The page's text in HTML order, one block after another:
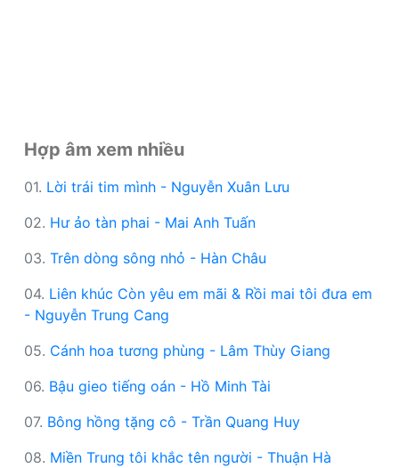
Hợp âm xem nhiều
01. Lời trái tim mình - Nguyễn Xuân Lưu
02. Hư ảo tàn phai - Mai Anh Tuấn
03. Trên dòng sông nhỏ - Hàn Châu
04. Liên khúc Còn yêu em mãi & Rồi mai tôi đưa em
- Nguyễn Trung Cang
05. Cánh hoa tương phùng - Lâm Thùy Giang
06. Bậu gieo tiếng oán - Hồ Minh Tài
07. Bông hồng tặng cô - Trần Quang Huy
08. Miền Trung tôi khắc tên người - Thuận Hà